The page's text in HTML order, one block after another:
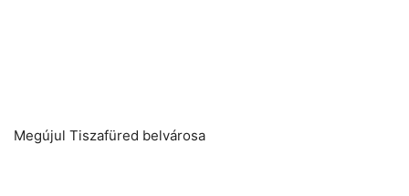
Megújul Tiszafüred belvárosa